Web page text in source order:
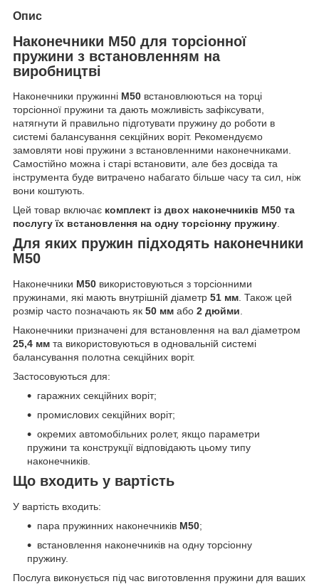
Опис
Наконечники M50 для торсіонної
пружини з встановленням на
виробництві
Наконечники пружинні M50 встановлюються на торці
торсіонної пружини та дають можливість зафіксувати,
натягнути й правильно підготувати пружину до роботи в
системі балансування секційних воріт. Рекомендуємо
замовляти нові пружини з встановленними наконечниками.
Самостійно можна і старі встановити, але без досвіда та
інструмента буде витрачено набагато більше часу та сил, ніж
вони коштують.
Цей товар включає комплект із двох наконечників M50 та
послугу їх встановлення на одну торсіонну пружину.
Для яких пружин підходять наконечники
M50
Наконечники M50 використовуються з торсіонними
пружинами, які мають внутрішній діаметр 51 мм . Також цей
розмір часто позначають як 50 мм або 2 дюйми
Наконечники призначені для встановлення на вал діаметром
25,4 мм та використовуються в одновальній системі
балансування полотна секційних воріт.
Застосовуються для:
гаражних секційних воріт;
промислових секційних воріт;
окремих автомобільних ролет, якщо параметри
пружини та конструкції відповідають цьому типу
наконечників.
Що входить у вартість
У вартість входить:
пара пружинних наконечників M50;
встановлення наконечників на одну торсіонну
пружину.
Послуга виконується під час виготовлення пружини для ваших